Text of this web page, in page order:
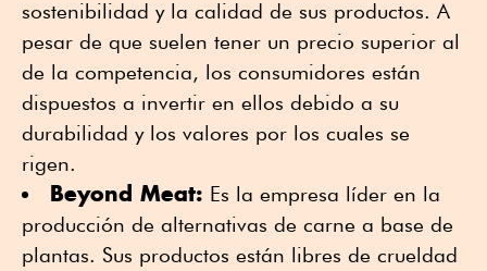
sostenibilidad y la calidad de sus productos. A
pesar de que suelen tener un precio superior al
de la competencia, los consumidores están
dispuestos a invertir en ellos debido a su
durabilidad y los valores por los cuales se
rigen.
Beyond Meat: Es la empresa líder en la
producción de alternativas de carne a base de
plantas. Sus productos están libres de crueldad